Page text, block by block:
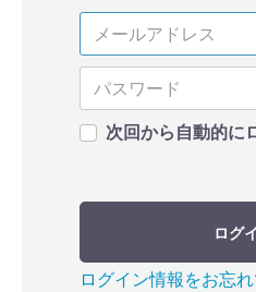
次回から自動的に
ログ
ログイン情報をお忘